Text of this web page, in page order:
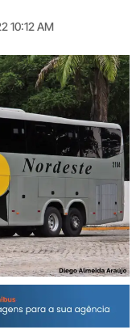
10:12 AM